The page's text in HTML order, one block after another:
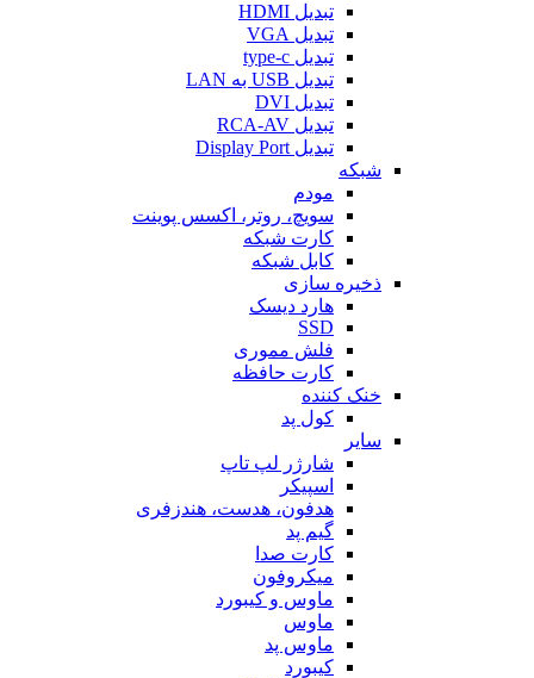
تبدیل HDMI
تبدیل VGA
تبدیل type-c
تبدیل USB به LAN
تبدیل DVI
تبدیل RCA-AV
تبدیل Display Port
شبکه
مودم
سویچ، روتر، اکسس پوینت
کارت شبکه
کابل شبکه
ذخیره سازی
هارد دیسک
SSD
فلش مموری
کارت حافظه
خنک کننده
کول پد
سایر
شارژر لپ تاپ
اسپیکر
هدفون، هدست، هندزفری
گیم پد
کارت صدا
میکروفون
ماوس و کیبورد
ماوس
ماوس پد
کیبورد